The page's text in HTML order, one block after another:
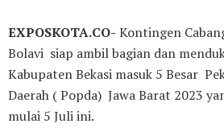
EXPOSKOTA.CO- Kontingen
Bolavi siap ambil bagian dan
Kabupaten Bekasi masuk 5 Besar
Daerah ( Popda) Jawa Barat 2023
mulai 5 Juli ini.